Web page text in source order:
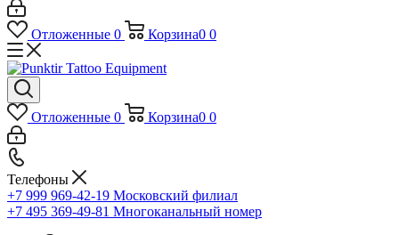
Отложенные 0 Корзина0 0
Отложенные 0 Корзина0 0
Телефоны
+7 999 969-42-19 Московский филиал
+7 495 369-49-81 Многоканальный номер